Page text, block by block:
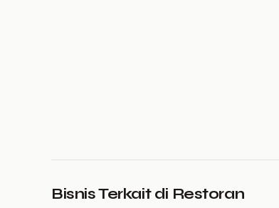
Bisnis Terkait di Restoran